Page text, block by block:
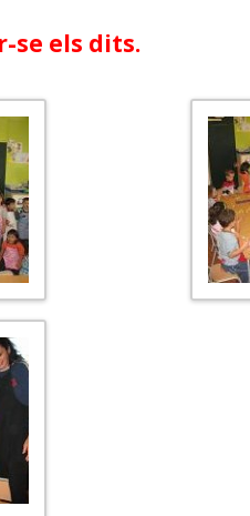
se els dits.